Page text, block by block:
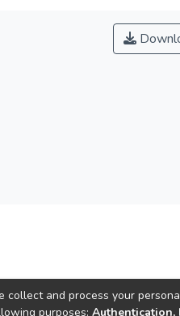
collect and process your
purposes: Authentication,